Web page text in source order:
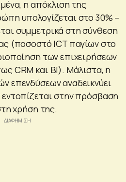
η απόκλιση της
υπολογίζεται στο 30% –
συμμετρικά στη σύνθεση
(ποσοστό ICT παγίων στο
των επιχειρήσεων
CRM και BI). Μάλιστα, η
επενδύσεων αναδεικνύει
στην πρόσβαση
χρήση της.